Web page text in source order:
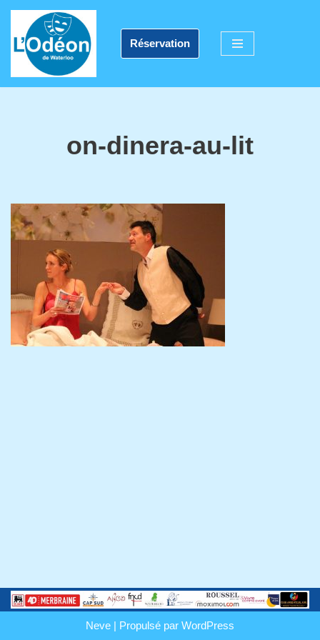
Aller
au
contenu
Réservation
on-dinera-au-lit
Neve | Propulsé par WordPress